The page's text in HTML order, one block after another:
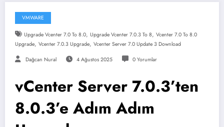
VMWARE
Upgrade Vcenter 7.0 To 8.0, Upgrade Vcenter 7.0.3 To 8, Vcenter 7.0 To 8.0
Upgrade, Vcenter 7.0.3 Upgrade, Vcenter Server 7.0 Update 3 Download
Dağcan Nural 4 Ağustos 2025 0 Yorumlar
vCenter Server 7.0.3’ten
8.0.3’e Adım Adım